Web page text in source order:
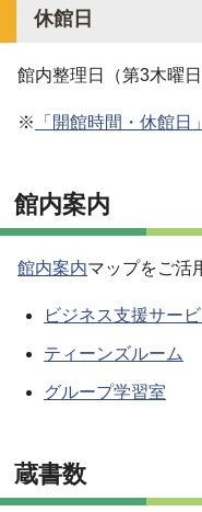
休館日
館内整理日（第3木曜
※ 「開館時間・休館日
館内案内
館内案内マップをご活
ビジネス支援サー
ティーンズルーム
グループ学習室
蔵書数